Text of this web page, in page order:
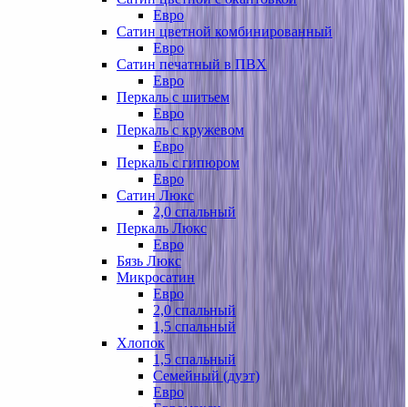
Евро
Сатин цветной комбинированный
Евро
Сатин печатный в ПВХ
Евро
Перкаль с шитьем
Евро
Перкаль с кружевом
Евро
Перкаль с гипюром
Евро
Сатин Люкс
2,0 спальный
Перкаль Люкс
Евро
Бязь Люкс
Микросатин
Евро
2,0 спальный
1,5 спальный
Хлопок
1,5 спальный
Семейный (дуэт)
Евро